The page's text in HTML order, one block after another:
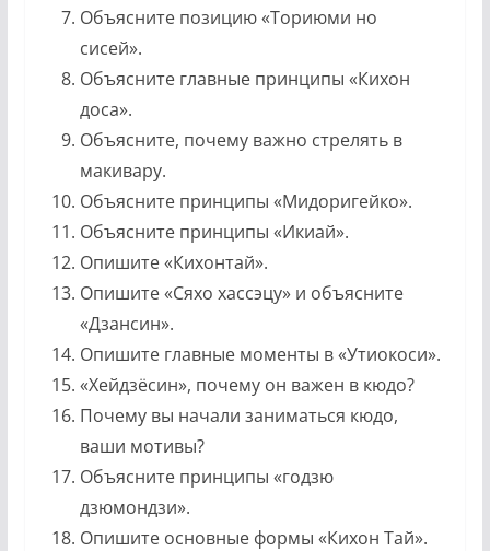
Объясните позицию «Ториюми но
сисей».
Объясните главные принципы «Кихон
доса».
Объясните, почему важно стрелять в
макивару.
Объясните принципы «Мидоригейко».
Объясните принципы «Икиай».
Опишите «Кихонтай».
Опишите «Сяхо хассэцу» и объясните
«Дзансин».
Опишите главные моменты в «Утиокоси».
«Хейдзёсин», почему он важен в кюдо?
Почему вы начали заниматься кюдо,
ваши мотивы?
Объясните принципы «годзю
дзюмондзи».
Опишите основные формы «Кихон Тай».